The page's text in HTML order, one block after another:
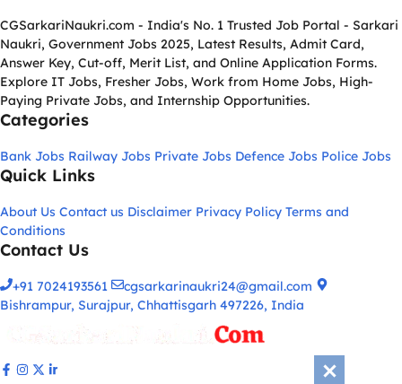
CGSarkariNaukri.com - India's No. 1 Trusted Job Portal - Sarkari
Naukri, Government Jobs 2025, Latest Results, Admit Card,
Answer Key, Cut-off, Merit List, and Online Application Forms.
Explore IT Jobs, Fresher Jobs, Work from Home Jobs, High-
Paying Private Jobs, and Internship Opportunities.
Categories
Bank Jobs Railway Jobs Private Jobs Defence Jobs Police Jobs
Quick Links
About Us Contact us Disclaimer Privacy Policy Terms and
Conditions
Contact Us
+91 7024193561
cgsarkarinaukri24@gmail.com
Bishrampur, Surajpur, Chhattisgarh 497226, India